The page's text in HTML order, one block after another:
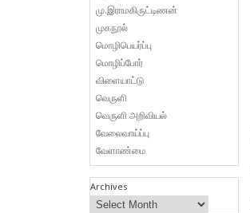
மு.இராமகிருட்டிணன்
முகநூல்
மொழிபெயர்ப்பு
மொழிப்போர்
விளையாட்டு
வெருளி
வெருளி அறிவியல்
வேலைவாய்ப்பு
வேளாண்மை
Archives